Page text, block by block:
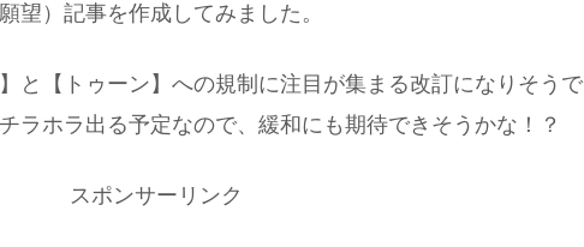
望）記事を作成してみました。
と【トゥーン】への規制に注目が集まる改訂になりそうで
ラホラ出る予定なので、緩和にも期待できそうかな！？
スポンサーリンク